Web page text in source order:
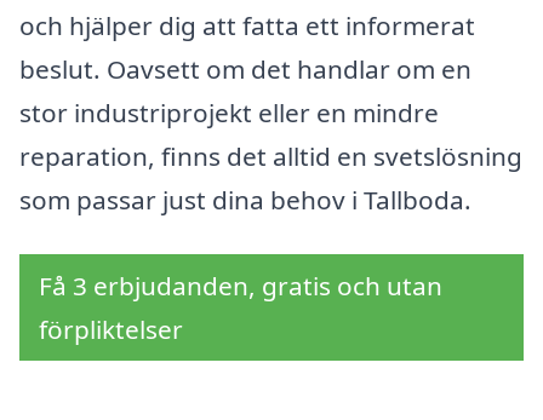
och hjälper dig att fatta ett informerat
beslut. Oavsett om det handlar om en
stor industriprojekt eller en mindre
reparation, finns det alltid en svetslösning
som passar just dina behov i Tallboda.
Få 3 erbjudanden, gratis och utan
förpliktelser